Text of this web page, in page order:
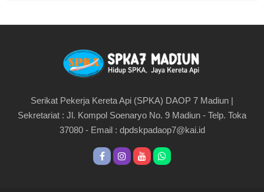
Serikat Pekerja Kereta Api (SPKA) DAOP 7 Madiun |
Sekretariat : Jl. Kompol Soenaryo No. 9 Madiun - Telp. Toka
37080 - Email : dpdskpadaop7@kai.id